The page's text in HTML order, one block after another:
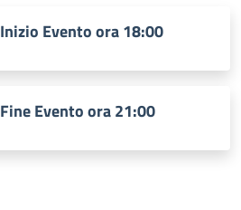
Inizio Evento ora 18:00
Fine Evento ora 21:00